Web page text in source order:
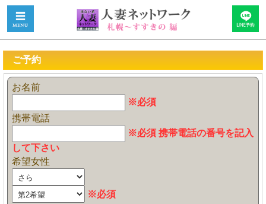
ご予約
お名前
※必須
携帯電話
※必須 携帯電話の番号を記入
して下さい
希望女性
※必須